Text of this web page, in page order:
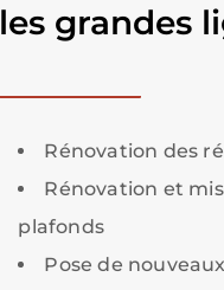
les grandes
Rénovation des
Rénovation et
plafonds
Pose de